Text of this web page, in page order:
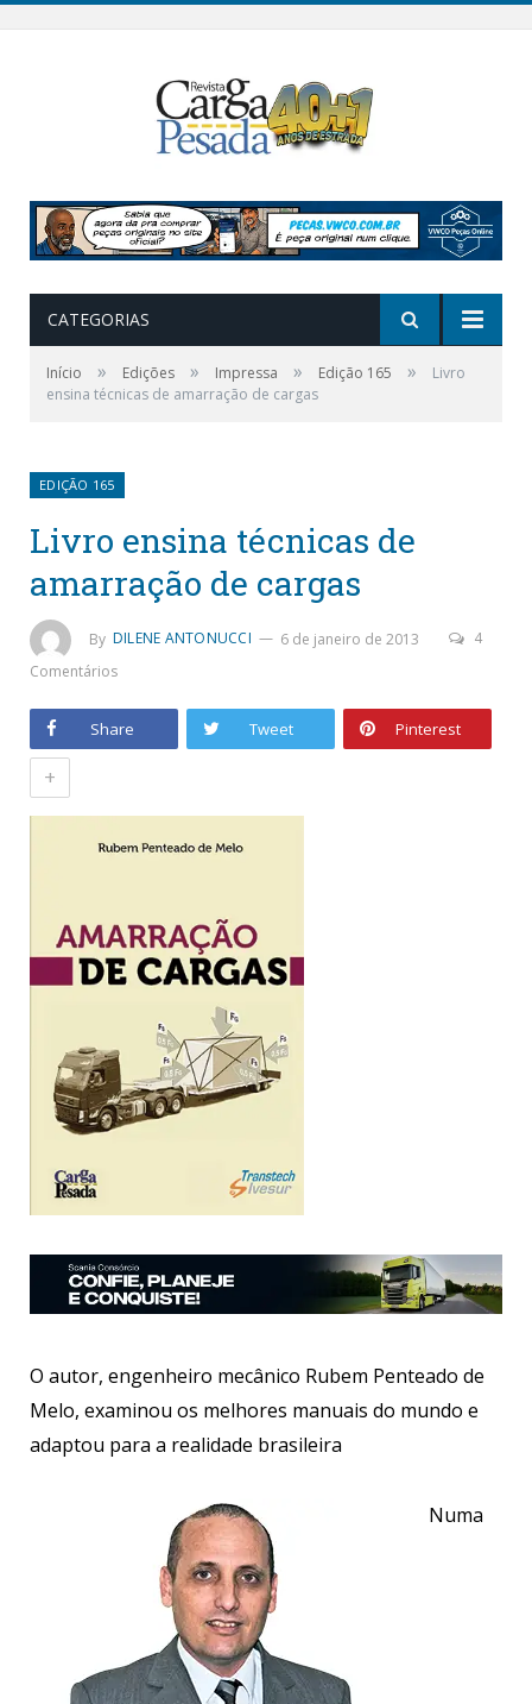
CATEGORIAS
Início » Edições » Impressa » Edição 165 »
Livro
ensina técnicas de amarração de cargas
EDIÇÃO 165
Livro ensina técnicas de
amarração de cargas
By DILENE ANTONUCCI 6 de janeiro de 2013
4
Comentários
Share Tweet Pinterest
+
O autor, engenheiro mecânico Rubem Penteado de
Melo, examinou os melhores manuais do mundo e
adaptou para a realidade brasileira
Numa